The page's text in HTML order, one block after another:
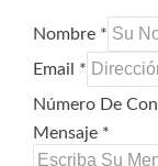
Nombre *
Email *
Número De
Mensaje *